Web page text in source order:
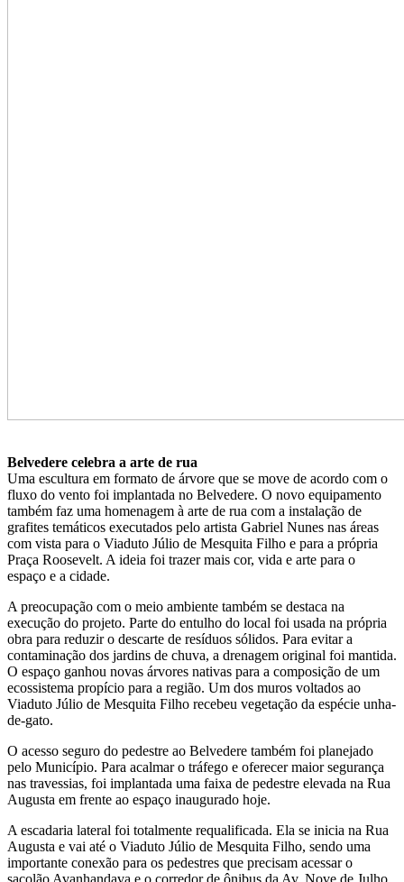
Belvedere celebra a arte de rua
Uma escultura em formato de árvore que se move de acordo com o
fluxo do vento foi implantada no Belvedere. O novo equipamento
também faz uma homenagem à arte de rua com a instalação de
grafites temáticos executados pelo artista Gabriel Nunes nas áreas
com vista para o Viaduto Júlio de Mesquita Filho e para a própria
Praça Roosevelt. A ideia foi trazer mais cor, vida e arte para o
espaço e a cidade.
A preocupação com o meio ambiente também se destaca na
execução do projeto. Parte do entulho do local foi usada na própria
obra para reduzir o descarte de resíduos sólidos. Para evitar a
contaminação dos jardins de chuva, a drenagem original foi mantida.
O espaço ganhou novas árvores nativas para a composição de um
ecossistema propício para a região. Um dos muros voltados ao
Viaduto Júlio de Mesquita Filho recebeu vegetação da espécie unha-
de-gato.
O acesso seguro do pedestre ao Belvedere também foi planejado
pelo Município. Para acalmar o tráfego e oferecer maior segurança
nas travessias, foi implantada uma faixa de pedestre elevada na Rua
Augusta em frente ao espaço inaugurado hoje.
A escadaria lateral foi totalmente requalificada. Ela se inicia na Rua
Augusta e vai até o Viaduto Júlio de Mesquita Filho, sendo uma
importante conexão para os pedestres que precisam acessar o
sacolão Avanhandava e o corredor de ônibus da Av. Nove de Julho.